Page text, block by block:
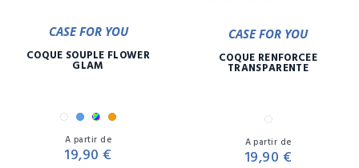
CASE FOR YOU
COQUE SOUPLE FLOWER
GLAM
Blanc
BleuMulticolore
Orange
A partir de
19,90 €
CASE FOR YOU
COQUE RENFORCÉE
TRANSPARENTE
Transparent
A partir de
19,90 €